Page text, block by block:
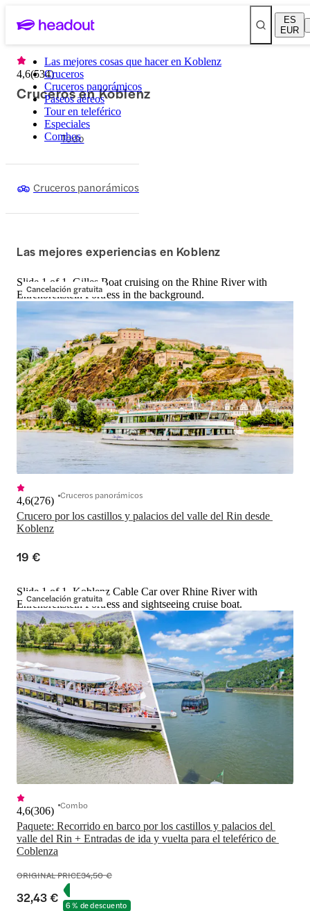
ES
EUR
Las mejores cosas que hacer en Koblenz
Cruceros
Cruceros panorámicos
Paseos aéreos
Tour en teleférico
Especiales
Combos
4,6(534)
Cruceros en Koblenz
Todo
Cruceros panorámicos
Las mejores experiencias en Koblenz
Cancelación gratuita
Slide 1 of 1, Gilles Boat cruising on the Rhine River with
Ehrenbreitstein Fortress in the background.
Crucero por los castillos y palacios del valle del Rin desde
Koblenz
4,6(276) Cruceros panorámicos
19 €
Cancelación gratuita
Slide 1 of 1, Koblenz Cable Car over Rhine River with
Ehrenbreitstein Fortress and sightseeing cruise boat.
Paquete: Recorrido en barco por los castillos y palacios del
valle del Rin + Entradas de ida y vuelta para el teleférico de
Coblenza
4,6(306) Combo
ORIGINAL PRICE34,50 €
32,43 € 6 % de descuento